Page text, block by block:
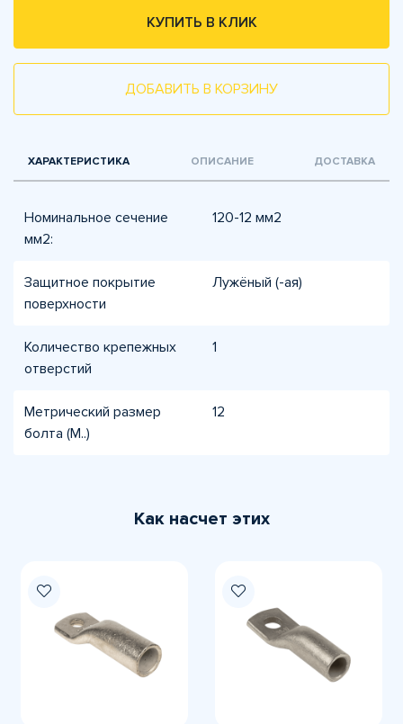
КУПИТЬ В КЛИК
ДОБАВИТЬ В КОРЗИНУ
ХАРАКТЕРИСТИКА ОПИСАНИЕ ДОСТАВКА
Номинальное сечение
мм2:
120-12 мм2
Защитное покрытие
поверхности
Лужёный (-ая)
Количество крепежных
отверстий
1
Метрический размер
болта (М..)
12
Как насчет этих